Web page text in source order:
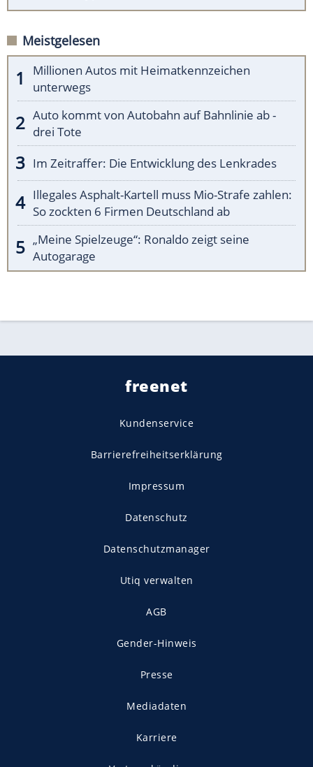
Meistgelesen
Millionen Autos mit Heimatkennzeichen
unterwegs
Auto kommt von Autobahn auf Bahnlinie ab -
drei Tote
Im Zeitraffer: Die Entwicklung des Lenkrades
Illegales Asphalt-Kartell muss Mio-Strafe zahlen:
So zockten 6 Firmen Deutschland ab
„Meine Spielzeuge“: Ronaldo zeigt seine
Autogarage
freenet
Kundenservice
Barrierefreiheitserklärung
Impressum
Datenschutz
Datenschutzmanager
Utiq verwalten
AGB
Gender-Hinweis
Presse
Mediadaten
Karriere